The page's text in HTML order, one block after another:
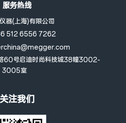
服务热线
器(上海)有限公司
512 6556 7262
60号启迪时尚科技城38幢3002-
3005室
关注我们